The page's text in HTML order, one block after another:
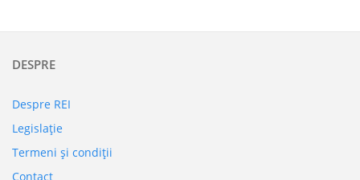
DESPRE
Despre REI
Legislaţie
Termeni şi condiţii
Contact